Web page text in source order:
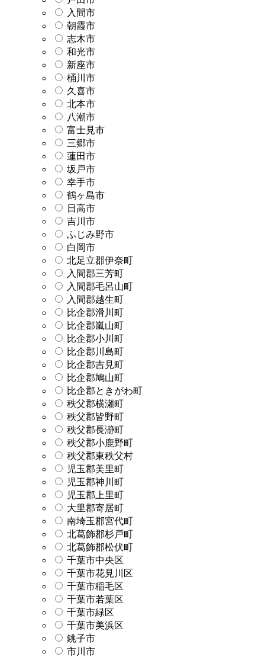
入間市
朝霞市
志木市
和光市
新座市
桶川市
久喜市
北本市
八潮市
富士見市
三郷市
蓮田市
坂戸市
幸手市
鶴ヶ島市
日高市
吉川市
ふじみ野市
白岡市
北足立郡伊奈町
入間郡三芳町
入間郡毛呂山町
入間郡越生町
比企郡滑川町
比企郡嵐山町
比企郡小川町
比企郡川島町
比企郡吉見町
比企郡鳩山町
比企郡ときがわ町
秩父郡横瀬町
秩父郡皆野町
秩父郡長瀞町
秩父郡小鹿野町
秩父郡東秩父村
児玉郡美里町
児玉郡神川町
児玉郡上里町
大里郡寄居町
南埼玉郡宮代町
北葛飾郡杉戸町
北葛飾郡松伏町
千葉市中央区
千葉市花見川区
千葉市稲毛区
千葉市若葉区
千葉市緑区
千葉市美浜区
銚子市
市川市